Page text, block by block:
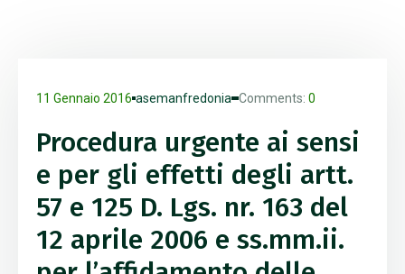
11 Gennaio 2016 asemanfredonia Comments: 0
Procedura urgente ai sensi
e per gli effetti degli artt.
57 e 125 D. Lgs. nr. 163 del
12 aprile 2006 e ss.mm.ii.